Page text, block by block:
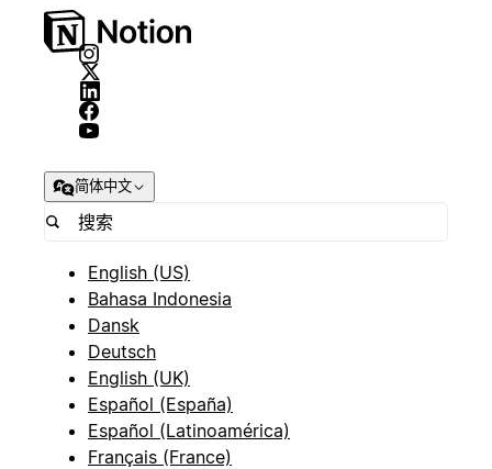
简体中文
English (US)
Bahasa Indonesia
Dansk
Deutsch
English (UK)
Español (España)
Español (Latinoamérica)
Français (France)